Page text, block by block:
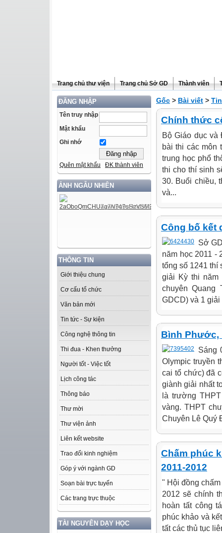
Trang chủ thư viện Trang chủ Sở GD Thành viên
ĐĂNG NHẬP
Tên truy nhập
Mật khẩu
Ghi nhớ
Quên mật khẩu ĐK thành viên
ẢNH NGẪU NHIÊN
THÔNG TIN
Giới thiệu chung
Cơ cấu tổ chức
Văn bản mới
Tin tức - Sự kiện
Công nghệ thông tin
Thi đua - Khen thưởng
Người tốt - Việc tốt
Lịch công tác
Thông báo
Thư mời
Thư viện ảnh
Liên kết website
Trao đổi kinh nghiệm
Góp ý với ngành GD
Soạn bài trực tuyến
Các trang trực thuộc
TÀI NGUYÊN DẠY HỌC
Gốc > Bài viết >
Chính thức
Bộ Giáo dục
bài thi các môn
trung học phổ
thi cho thí sinh
30. Buổi chiều,
và...
Công bố kết
Sở
năm học 2011 -
tổng số 1241 thí
giải Kỳ thi năm
chuyên
GDCD) và 1
Bình Phước,
Sáng
Olympic truyền
cai tổ chức) đã
giành giải nhất
là trường
vàng. THPT
Chuyên Lê Quý
Chấm phúc
2011-2012
" Hội đồng
2012 sẽ chính
hoàn tất công
phúc khảo và
tất các thủ tục